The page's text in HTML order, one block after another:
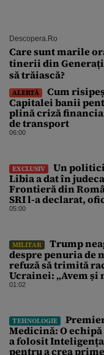
Descopera.ro
Care sunt marile
tinerii din
să trăiască?
ALERTĂ
Cum
Capitalei banii
plină criză
de transport
06:00
EXCLUSIV
Un
Libia a dat în
Frontieră din
SRI l-a declarat,
ISIS
05:00
MILITAR
Trump
despre penuria de
refuză să trimită
Ucrainei: „Avem și
rachete”
01:02
TEHNOLOGIE
Medicină: O
a folosit
pentru a crea